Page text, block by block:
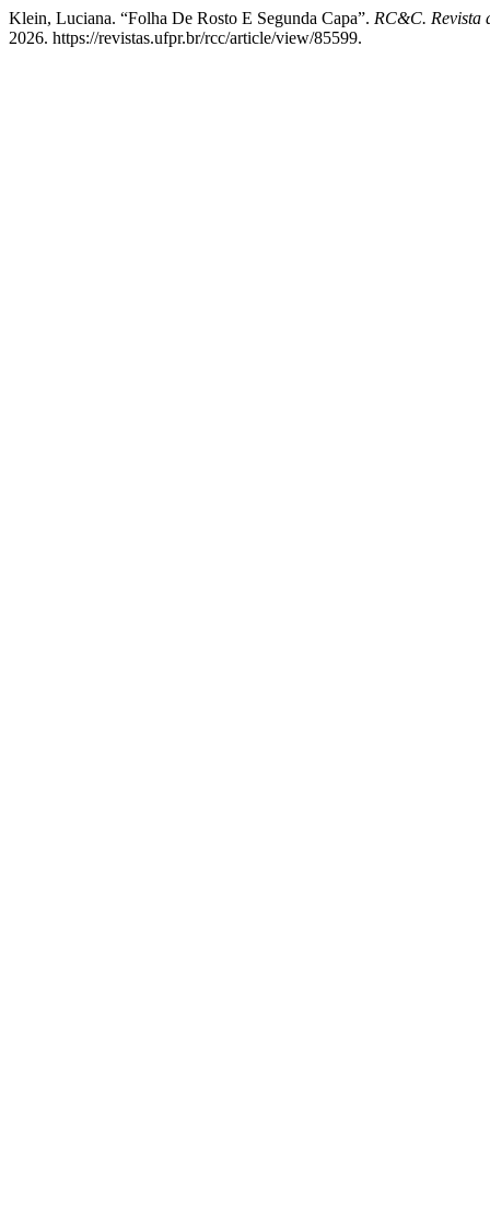
Klein, Luciana. “Folha De Rosto E Segunda Capa”. RC&C. Revista
2026. https://revistas.ufpr.br/rcc/article/view/85599.